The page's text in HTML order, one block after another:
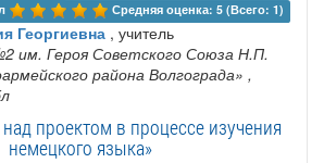
Средняя оценка: 5 (Всего: 1)
Георгиевна , учитель
им. Героя Советского Союза Н.П.
района Волгограда» ,
проектом в процессе изучения
немецкого языка»